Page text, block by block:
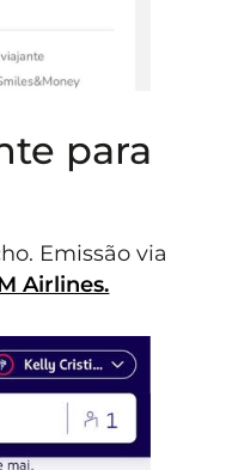
para
Emissão via
Airlines.